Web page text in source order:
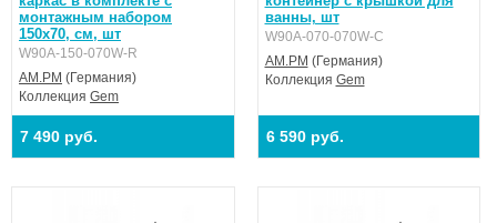
монтажным набором
150х70, см, шт
W90A-150-070W-R
AM.PM (Германия)
Коллекция Gem
7 490 руб.
ванны, шт
W90A-070-070W-C
AM.PM (Германия)
Коллекция Gem
6 590 руб.